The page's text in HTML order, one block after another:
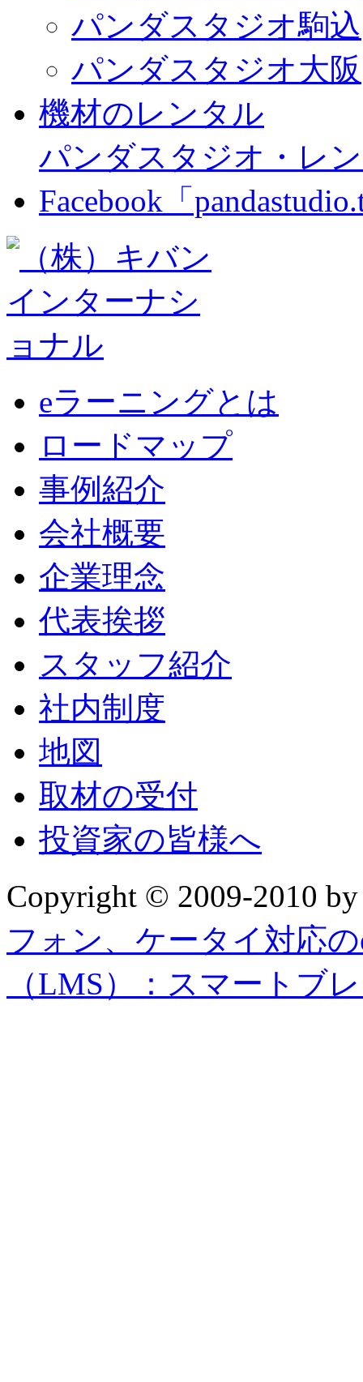
パンダスタジオ駒込
パンダスタジオ大阪
機材のレンタル
パンダスタジオ・レ
Facebook「
eラーニングとは
ロードマップ
事例紹介
会社概要
企業理念
代表挨拶
スタッフ紹介
社内制度
地図
取材の受付
投資家の皆様へ
Copyright © 2009-2010
フォン、ケータイ対応
（LMS）：スマートブ